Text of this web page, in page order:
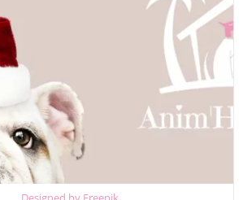
De
Votre
Animal
De
Compagnie